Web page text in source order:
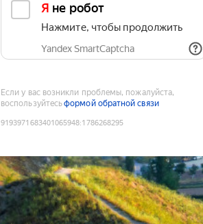
Я не робот
Нажмите, чтобы продолжить
Yandex SmartCaptcha
Если у вас возникли проблемы, пожалуйста,
воспользуйтесьформой обратной связи
9193971683401065948:1786268295